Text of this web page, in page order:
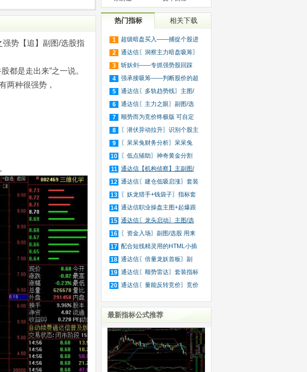
势【追】副图/选股指
都是走出来”之一说。
两种很强势，
热门指标 相关下载
1
超级暗盘买入——捕捉个股进
入
2
通达信〖洞察主力暗盘吸筹〗
捕
3
斩妖剑——专抓强势股回踩
20日
4
强承接吸筹——判断股价的超
买
5
通达信〖多轨趋势线〗主图/
选
6
通达信〖主力之眼〗副图/选
股
7
顺势而为竞价终极版 可自定
义
8
〖潜伏异动拉升〗识别个股主
力
9
〖呆呆兔财务分析〗呆呆兔
F10
10
〖低点辅助〗神奇黄金分割
+趋
11 通达信【机构侦察】主副图/
选
12 通达信〖建仓低吸启涨〗套装
指
13
〖妖龙猎手+钱袋子〗指标套
装
14 通达信职业操盘主图+起爆跟
庄
15 通达信〖龙头启动〗主图/选
股
16
〖资金入场〗副图/选股 用来
抓
17 配合短线精灵用的HTML小插
件
18 通达信〖倍量龙妖首板〗副
图/
19 通达信〖顺势雷达〗套装指标
20 通达信〖量能反转竞价〗竞价
最新指标公式推荐